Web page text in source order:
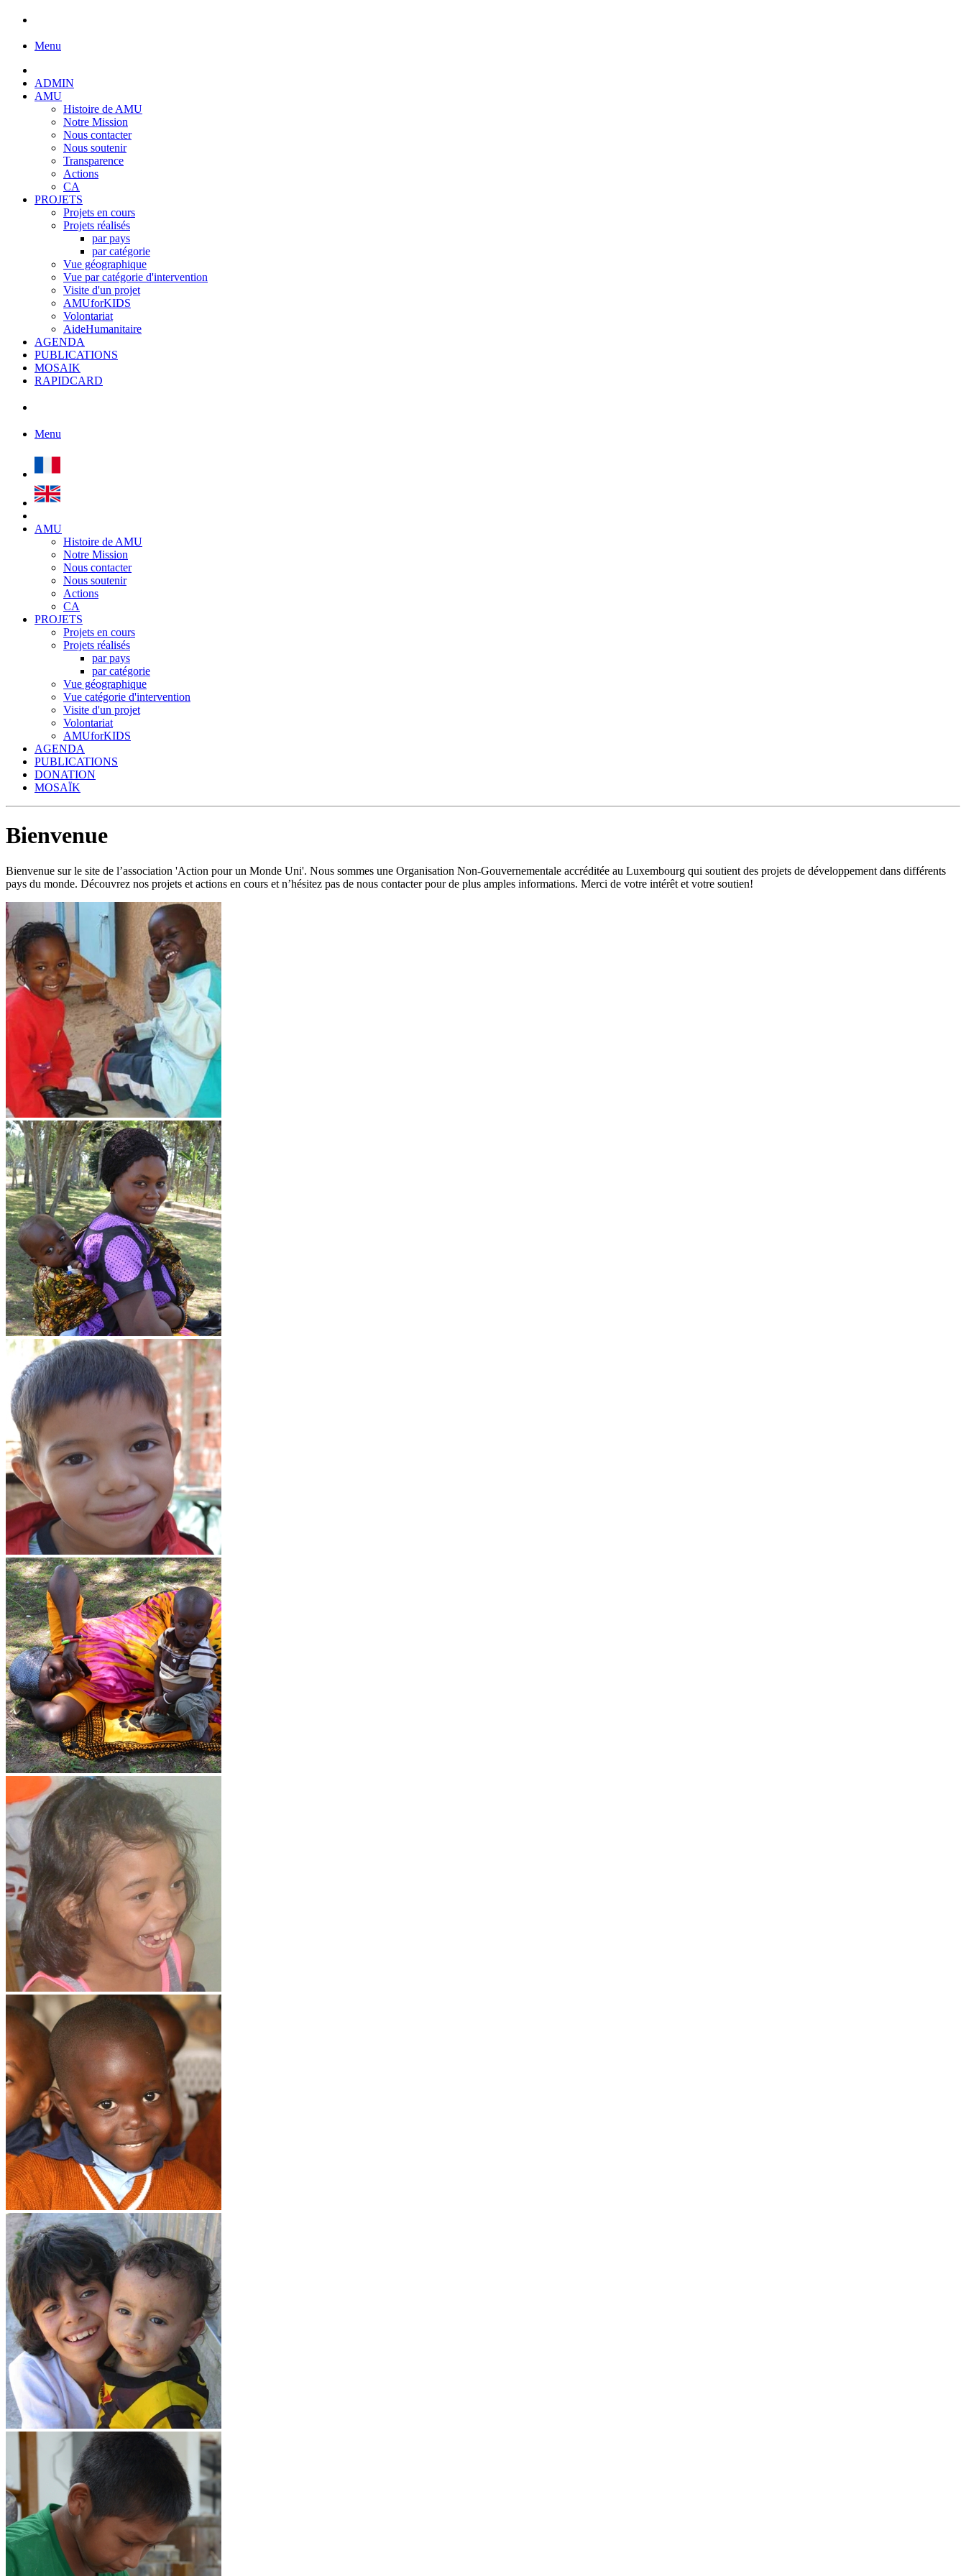
Menu
ADMIN
AMU
Histoire de AMU
Notre Mission
Nous contacter
Nous soutenir
Transparence
Actions
CA
PROJETS
Projets en cours
Projets réalisés
par pays
par catégorie
Vue géographique
Vue par catégorie d'intervention
Visite d'un projet
AMUforKIDS
Volontariat
AideHumanitaire
AGENDA
PUBLICATIONS
MOSAIK
RAPIDCARD
Menu
AMU
Histoire de AMU
Notre Mission
Nous contacter
Nous soutenir
Actions
CA
PROJETS
Projets en cours
Projets réalisés
par pays
par catégorie
Vue géographique
Vue catégorie d'intervention
Visite d'un projet
Volontariat
AMUforKIDS
AGENDA
PUBLICATIONS
DONATION
MOSAÏK
Bienvenue
Bienvenue sur le site de l’association 'Action pour un Monde Uni'. Nous sommes une Organisation Non-Gouvernementale accréditée au Luxembourg qui soutient des projets de développement dans différents
pays du monde. Découvrez nos projets et actions en cours et n’hésitez pas de nous contacter pour de plus amples informations. Merci de votre intérêt et votre soutien!